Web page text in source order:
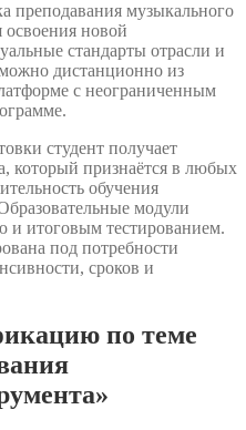
преподавания музыкального
освоения новой
стандарты отрасли и
дистанционно из
с неограниченным
студент получает
который признаётся в любых
обучения
модули
и итоговым тестированием.
под потребности
сроков и
по теме